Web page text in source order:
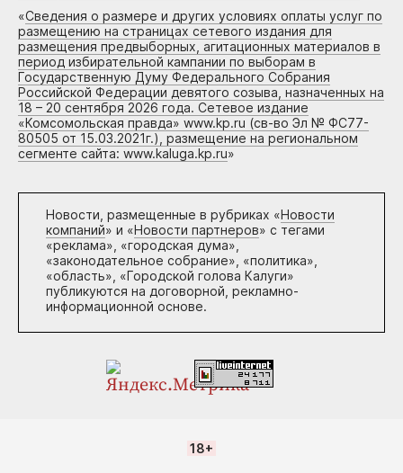
«Сведения о размере и других условиях оплаты услуг по
размещению на страницах сетевого издания для
размещения предвыборных, агитационных материалов в
период избирательной кампании по выборам в
Государственную Думу Федерального Собрания
Российской Федерации девятого созыва, назначенных на
18 – 20 сентября 2026 года. Сетевое издание
«Комсомольская правда» www.kp.ru (св-во Эл № ФС77-
80505 от 15.03.2021г.), размещение на региональном
сегменте сайта: www.kaluga.kp.ru»
Новости, размещенные в рубриках «Новости
компаний» и «Новости партнеров» с тегами
«реклама», «городская дума»,
«законодательное собрание», «политика»,
«область», «Городской голова Калуги»
публикуются на договорной, рекламно-
информационной основе.
18+